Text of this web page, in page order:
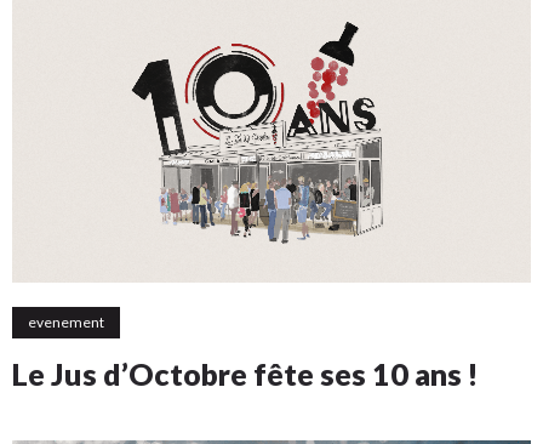
evenement
Le Jus d’Octobre fête ses 10 ans !